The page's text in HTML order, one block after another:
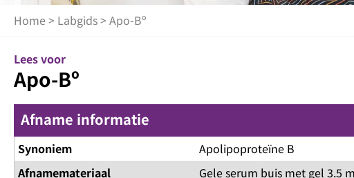
Home > Labgids> Apo-Bº
Lees voor
Apo-Bº
Afname informatie
Synoniem
Apolipoproteïne B
Afnamemateriaal
Gele serum buis met gel 3.5